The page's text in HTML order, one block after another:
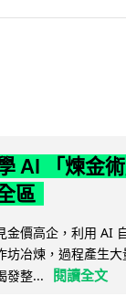
AI 「煉金
區
金價高企，利用 AI
坊冶煉，過程產生
發整...
閱讀全文